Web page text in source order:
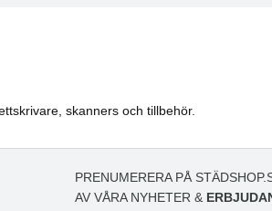
skanners och tillbehör.
PRENUMERERA PÅ
AV VÅRA NYHETER &